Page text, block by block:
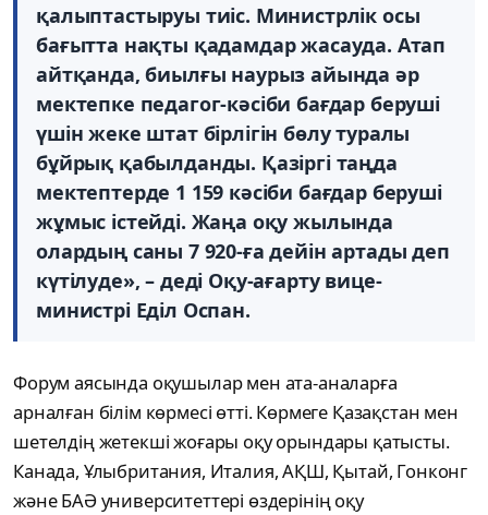
қалыптастыруы тиіс. Министрлік осы
бағытта нақты қадамдар жасауда. Атап
айтқанда, биылғы наурыз айында әр
мектепке педагог-кәсіби бағдар беруші
үшін жеке штат бірлігін бөлу туралы
бұйрық қабылданды. Қазіргі таңда
мектептерде 1 159 кәсіби бағдар беруші
жұмыс істейді. Жаңа оқу жылында
олардың саны 7 920-ға дейін артады деп
күтілуде», – деді Оқу-ағарту вице-
министрі Еділ Оспан.
Форум аясында оқушылар мен ата-аналарға
арналған білім көрмесі өтті. Көрмеге Қазақстан мен
шетелдің жетекші жоғары оқу орындары қатысты.
Канада, Ұлыбритания, Италия, АҚШ, Қытай, Гонконг
және БАӘ университеттері өздерінің оқу